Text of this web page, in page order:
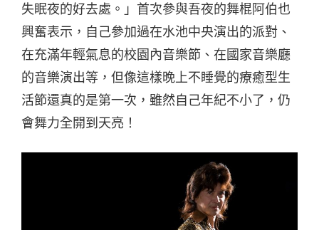
失眠夜的好去處。」首次參與吾夜的舞棍阿伯也
興奮表示，自己參加過在水池中央演出的派對、
在充滿年輕氣息的校園內音樂節、在國家音樂廳
的音樂演出等，但像這樣晚上不睡覺的療癒型生
活節還真的是第一次，雖然自己年紀不小了，仍
會舞力全開到天亮！